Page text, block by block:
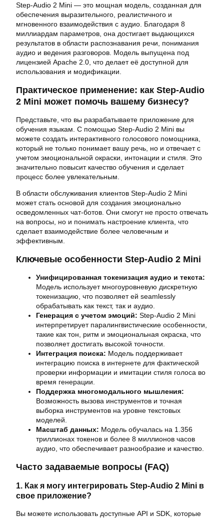
Step-Audio 2 Mini — это мощная модель, созданная для
обеспечения выразительного, реалистичного и
мгновенного взаимодействия с аудио. Благодаря 8
миллиардам параметров, она достигает выдающихся
результатов в области распознавания речи, понимания
аудио и ведения разговоров. Модель выпущена под
лицензией Apache 2.0, что делает её доступной для
использования и модификации.
Практическое применение: как Step-Audio
2 Mini может помочь вашему бизнесу?
Представьте, что вы разрабатываете приложение для
обучения языкам. С помощью Step-Audio 2 Mini вы
можете создать интерактивного голосового помощника,
который не только понимает вашу речь, но и отвечает с
учетом эмоциональной окраски, интонации и стиля. Это
значительно повысит качество обучения и сделает
процесс более увлекательным.
В области обслуживания клиентов Step-Audio 2 Mini
может стать основой для создания эмоционально
осведомленных чат-ботов. Они смогут не просто отвечать
на вопросы, но и понимать настроение клиента, что
сделает взаимодействие более человечным и
эффективным.
Ключевые особенности Step-Audio 2 Mini
Унифицированная токенизация аудио и текста:
Модель использует многоуровневую дискретную
токенизацию, что позволяет ей seamlessly
обрабатывать как текст, так и аудио.
Генерация с учетом эмоций: Step-Audio 2 Mini
интерпретирует паралингвистические особенности,
такие как тон, ритм и эмоциональная окраска, что
позволяет достигать высокой точности.
Интеграция поиска: Модель поддерживает
интеграцию поиска в интернете для фактической
проверки информации и имитации стиля голоса во
время генерации.
Поддержка многомодального мышления:
Возможность вызова инструментов и точная
выборка инструментов на уровне текстовых
моделей.
Масштаб данных: Модель обучалась на 1.356
триллионах токенов и более 8 миллионов часов
аудио, что обеспечивает разнообразие и качество.
Часто задаваемые вопросы (FAQ)
1. Как я могу интегрировать Step-Audio 2 Mini в
свое приложение?
Вы можете использовать доступные API и SDK, которые